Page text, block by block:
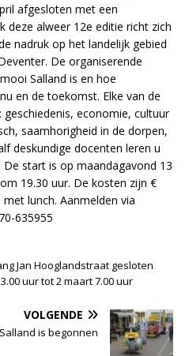
afgesloten met een
deze alweer 12e editie richt zich
nadruk op het landelijk gebied
De organiserende
Salland is en hoe
en de toekomst. Elke van de
economie, cultuur
saamhorigheid in de dorpen,
deskundige docenten leren u
De start is op maandagavond 13
19.30 uur. De kosten zijn €
lunch. Aanmelden via
635955
Jan Hooglandstraat gesloten
uur tot 2 maart 7.00 uur
VOLGENDE
is begonnen